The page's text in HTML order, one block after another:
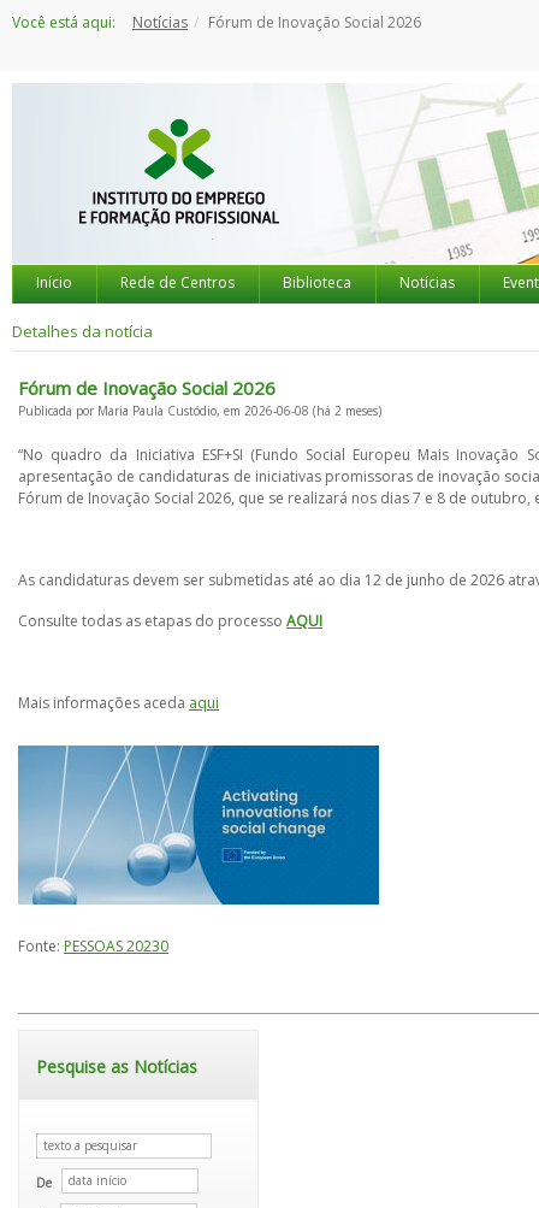
paraVocê está aqui: Notícias Fórum de Inovação Social 2026
Início Rede de Centros Biblioteca Notícias
Detalhes da notícia
Fórum de Inovação Social 2026
Publicada por Maria Paula Custódio, em 2026-06-08 (há 2 meses)
“No quadro da Iniciativa ESF+SI (Fundo Social Europeu Mais
apresentação de candidaturas de iniciativas promissoras de inovação
Fórum de Inovação Social 2026, que se realizará nos dias 7 e 8 de outubro,
As candidaturas devem ser submetidas até ao dia 12 de junho de 2026
Consulte todas as etapas do processo AQUI
Mais informações aceda aqui
Fonte: PESSOAS 20230
Pesquise as Notícias
De